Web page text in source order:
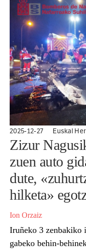
2025-12-27 Euskal
Zizur
zuen auto
dute,
hilketa»
Ion Orzaiz
Iruñeko 3 zenbakiko
gabeko behin-